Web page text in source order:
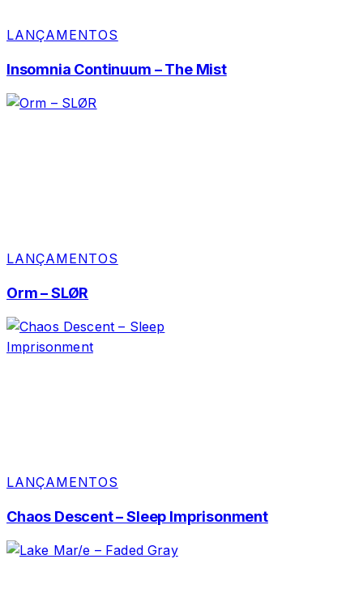
LANÇAMENTOS
Insomnia Continuum – The Mist
LANÇAMENTOS
Orm – SLØR
LANÇAMENTOS
Chaos Descent – Sleep Imprisonment